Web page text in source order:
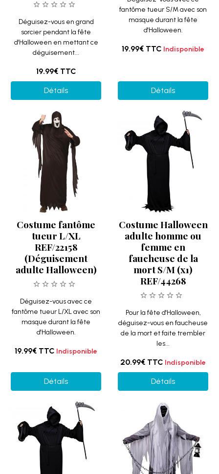
Déguisez-vous en grand
sorcier pendant la fête
d'Halloween en mettant ce
déguisement...
19.99€ TTC
Détails
fantôme tueur S/M avec son
masque durant la fête
d'Halloween.
19.99€ TTC Indisponible
Détails
Costume fantôme
tueur L/XL
REF/22158
(Déguisement
adulte Halloween)
Déguisez-vous avec ce
fantôme tueur L/XL avec son
masque durant la fête
d'Halloween.
19.99€ TTC Indisponible
Détails
Costume Halloween
adulte homme ou
femme en
faucheuse de la
mort S/M (x1)
REF/44268
Pour la fête d'Halloween,
déguisez-vous en faucheuse
de la mort et faite trembler
les...
20.99€ TTC Indisponible
Détails